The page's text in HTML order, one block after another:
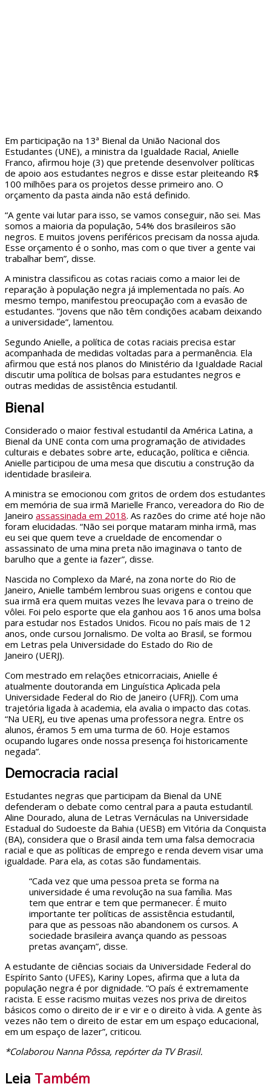
Em participação na 13ª Bienal da União Nacional dos
Estudantes (UNE), a ministra da Igualdade Racial, Anielle
Franco, afirmou hoje (3) que pretende desenvolver políticas
de apoio aos estudantes negros e disse estar pleiteando R$
100 milhões para os projetos desse primeiro ano. O
orçamento da pasta ainda não está definido.
“A gente vai lutar para isso, se vamos conseguir, não sei. Mas
somos a maioria da população, 54% dos brasileiros são
negros. E muitos jovens periféricos precisam da nossa ajuda.
Esse orçamento é o sonho, mas com o que tiver a gente vai
trabalhar bem”, disse.
A ministra classificou as cotas raciais como a maior lei de
reparação à população negra já implementada no país. Ao
mesmo tempo, manifestou preocupação com a evasão de
estudantes. “Jovens que não têm condições acabam deixando
a universidade”, lamentou.
Segundo Anielle, a política de cotas raciais precisa estar
acompanhada de medidas voltadas para a permanência. Ela
afirmou que está nos planos do Ministério da Igualdade Racial
discutir uma política de bolsas para estudantes negros e
outras medidas de assistência estudantil.
Bienal
Considerado o maior festival estudantil da América Latina, a
Bienal da UNE conta com uma programação de atividades
culturais e debates sobre arte, educação, política e ciência.
Anielle participou de uma mesa que discutiu a construção da
identidade brasileira.
A ministra se emocionou com gritos de ordem dos estudantes
em memória de sua irmã Marielle Franco, vereadora do Rio de
Janeiro assassinada em 2018. As razões do crime até hoje não
foram elucidadas. “Não sei porque mataram minha irmã, mas
eu sei que quem teve a crueldade de encomendar o
assassinato de uma mina preta não imaginava o tanto de
barulho que a gente ia fazer”, disse.
Nascida no Complexo da Maré, na zona norte do Rio de
Janeiro, Anielle também lembrou suas origens e contou que
sua irmã era quem muitas vezes lhe levava para o treino de
vôlei. Foi pelo esporte que ela ganhou aos 16 anos uma bolsa
para estudar nos Estados Unidos. Ficou no país mais de 12
anos, onde cursou Jornalismo. De volta ao Brasil, se formou
em Letras pela Universidade do Estado do Rio de
Janeiro (UERJ).
Com mestrado em relações etnicorraciais, Anielle é
atualmente doutoranda em Linguística Aplicada pela
Universidade Federal do Rio de Janeiro (UFRJ). Com uma
trajetória ligada à academia, ela avalia o impacto das cotas.
“Na UERJ, eu tive apenas uma professora negra. Entre os
alunos, éramos 5 em uma turma de 60. Hoje estamos
ocupando lugares onde nossa presença foi historicamente
negada”.
Democracia racial
Estudantes negras que participam da Bienal da UNE
defenderam o debate como central para a pauta estudantil.
Aline Dourado, aluna de Letras Vernáculas na Universidade
Estadual do Sudoeste da Bahia (UESB) em Vitória da Conquista
(BA), considera que o Brasil ainda tem uma falsa democracia
racial e que as políticas de emprego e renda devem visar uma
igualdade. Para ela, as cotas são fundamentais.
“Cada vez que uma pessoa preta se forma na
universidade é uma revolução na sua família. Mas
tem que entrar e tem que permanecer. É muito
importante ter políticas de assistência estudantil,
para que as pessoas não abandonem os cursos. A
sociedade brasileira avança quando as pessoas
pretas avançam”, disse.
A estudante de ciências sociais da Universidade Federal do
Espírito Santo (UFES), Kariny Lopes, afirma que a luta da
população negra é por dignidade. “O país é extremamente
racista. E esse racismo muitas vezes nos priva de direitos
básicos como o direito de ir e vir e o direito à vida. A gente às
vezes não tem o direito de estar em um espaço educacional,
em um espaço de lazer”, criticou.
*Colaborou Nanna Pôssa, repórter da TV Brasil.
Leia Também